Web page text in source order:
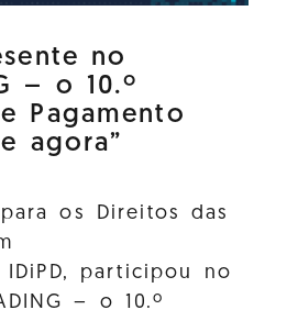
no
– o 10.º
Pagamento
agora”
os Direitos das
IDiPD, participou no
– o 10.º